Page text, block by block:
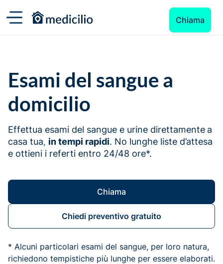
Chiama
Esami del sangue a
domicilio
Effettua esami del sangue e urine direttamente a
casa tua, in tempi rapidi. No lunghe liste d’attesa
e ottieni i referti entro 24/48 ore*.
Chiama
Chiedi preventivo gratuito
* Alcuni particolari esami del sangue, per loro natura,
richiedono tempistiche più lunghe per essere elaborati.